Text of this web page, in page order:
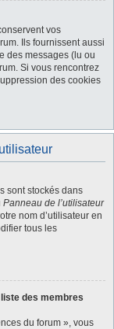
vos
Ils fournissent aussi
des messages (lu ou
Si vous rencontrez
des cookies
sont stockés dans
Panneau de l’utilisateur
nom d’utilisateur en
tous les
des membres
du forum », vous